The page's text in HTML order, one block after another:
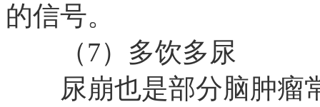
的信号。
（7）多饮多尿
尿崩也是部分脑肿瘤